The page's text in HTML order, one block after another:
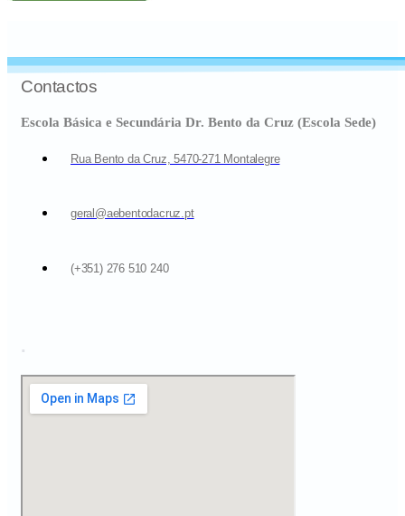
Contactos
Escola Básica e Secundária Dr. Bento da Cruz (Escola Sede)
Rua Bento da Cruz, 5470-271 Montalegre
geral@aebentodacruz.pt
(+351) 276 510 240
.